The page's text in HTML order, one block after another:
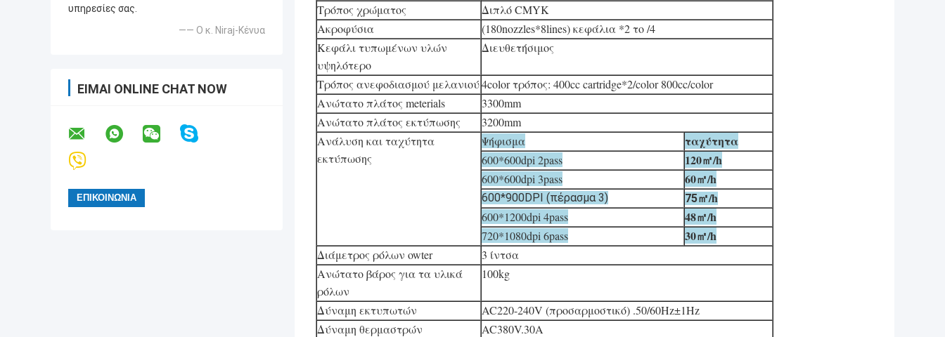
υπηρεσίες σας.
—— Ο κ. Niraj-Κένυα
ΕΊΜΑΙ ONLINE CHAT NOW
Τρόπος χρώματος
Διπλό CMYK
Ακροφύσια
(180nozzles*8lines) κεφάλια *2 το /4
Κεφάλι τυπωμένων υλών
υψηλότερο
Διευθετήσιμος
Τρόπος ανεφοδιασμού μελανιού4color τρόπος: 400cc cartridge*2/color 800cc/color
Ανώτατο πλάτος meterials
3300mm
Ανώτατο πλάτος εκτύπωσης
3200mm
Ανάλυση και ταχύτητα
εκτύπωσης
Ψήφισμα ταχύτητα
600*600dpi 2pass 120㎡/h
600*600dpi 3pass 60㎡/h
600*900DPI (πέρασμα 3) 75㎡/h
600*1200dpi 4pass 48㎡/h
720*1080dpi 6pass 30㎡/h
Διάμετρος ρόλων owter
3 ίντσα
Ανώτατο βάρος για τα υλικά
ρόλων
100kg
Δύναμη εκτυπωτών
AC220-240V (προσαρμοστικό) .50/60Hz±1Hz
Δύναμη θερμαστρών
AC380V.30A